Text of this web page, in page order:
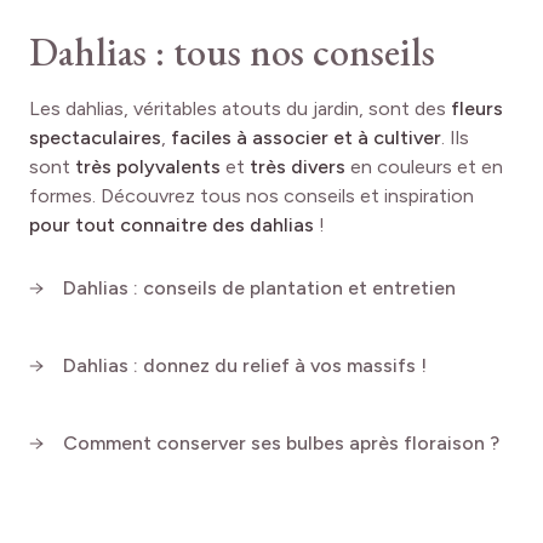
Dahlias : tous nos conseils
Les dahlias, véritables atouts du jardin, sont des fleurs
spectaculaires faciles à associer et à cultiver . Ils
sont très polyvalents et très divers en couleurs et en
formes. Découvrez tous nos conseils et inspiration
pour tout connaitre des dahlias !
Dahlias : conseils de plantation et entretien
Dahlias : donnez du relief à vos massifs !
Comment conserver ses bulbes après floraison ?